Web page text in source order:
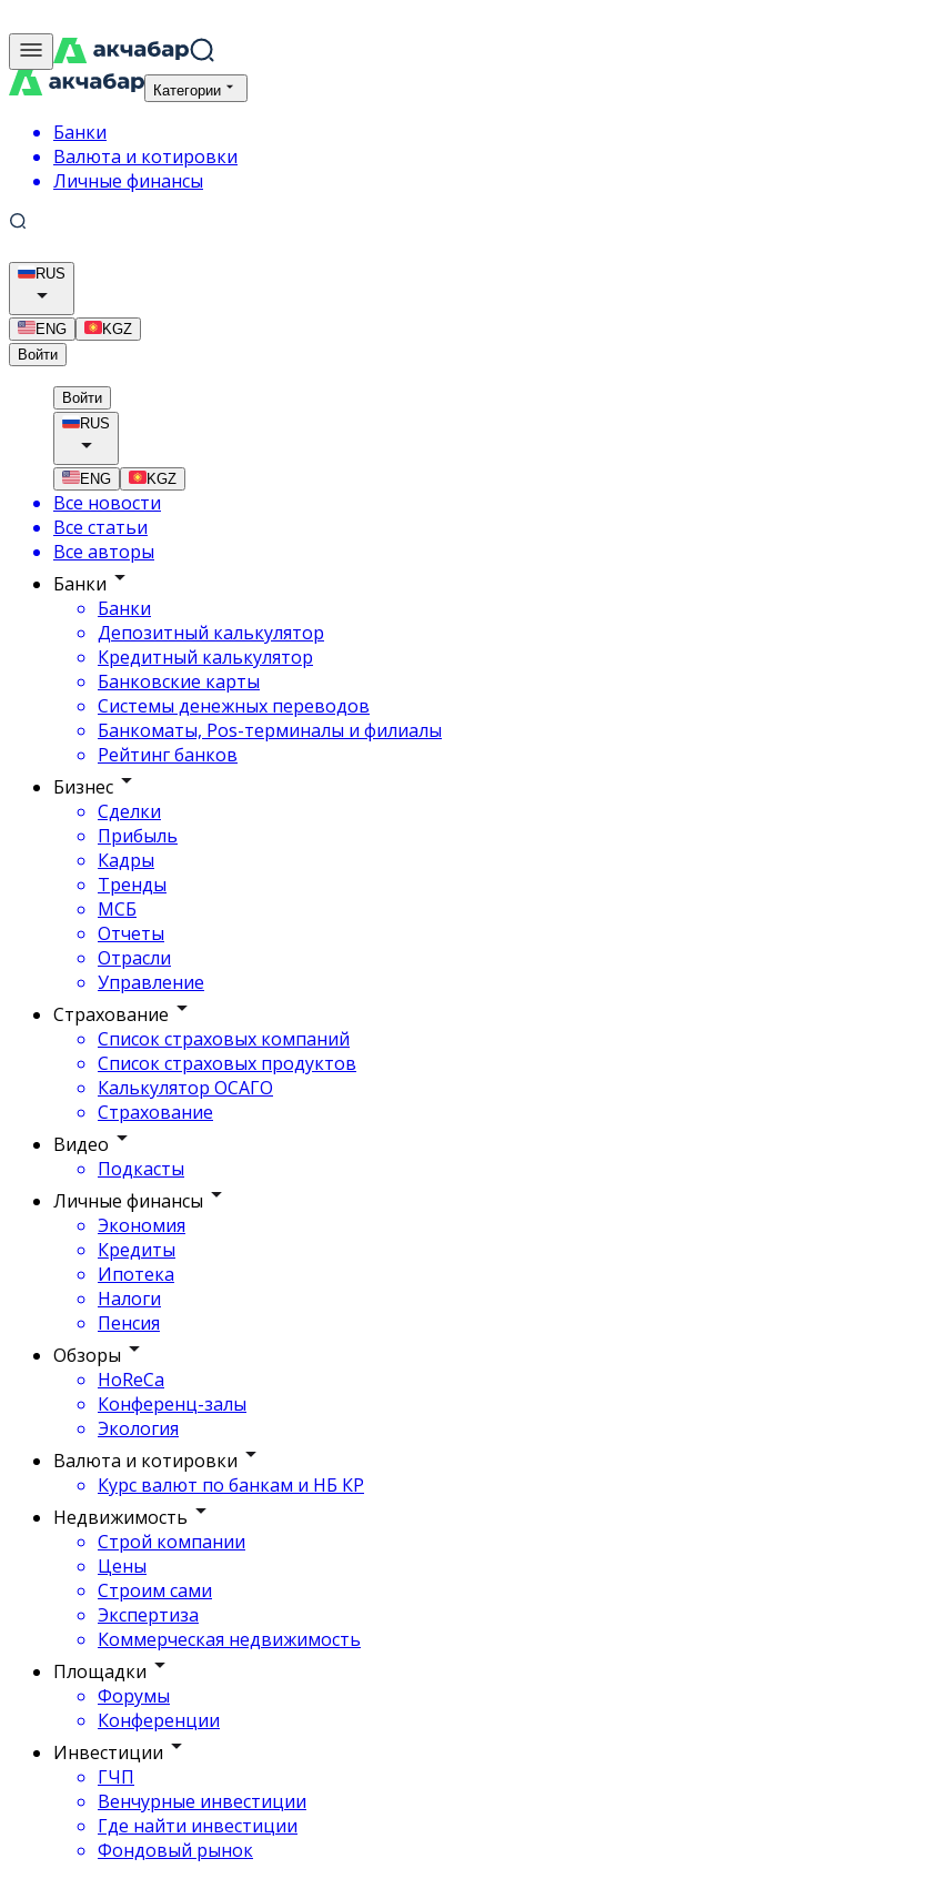
Категории
Банки
Валюта и котировки
Личные финансы
RUS
ENG
KGZ
Войти
Войти
RUS
ENG KGZ
Все новости
Все статьи
Все авторы
Банки
Банки
Депозитный калькулятор
Кредитный калькулятор
Банковские карты
Системы денежных переводов
Банкоматы, Pos-терминалы и филиалы
Рейтинг банков
Бизнес
Сделки
Прибыль
Кадры
Тренды
МСБ
Отчеты
Отрасли
Управление
Страхование
Список страховых компаний
Список страховых продуктов
Калькулятор ОСАГО
Страхование
Видео
Подкасты
Личные финансы
Экономия
Кредиты
Ипотека
Налоги
Пенсия
Обзоры
HoReCa
Конференц-залы
Экология
Валюта и котировки
Курс валют по банкам и НБ КР
Недвижимость
Строй компании
Цены
Строим сами
Экспертиза
Коммерческая недвижимость
Площадки
Форумы
Конференции
Инвестиции
ГЧП
Венчурные инвестиции
Где найти инвестиции
Фондовый рынок